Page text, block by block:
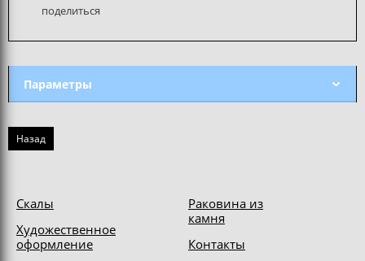
поделиться
Параметры
Назад
Скалы
Художественное
оформление
Раковина из
камня
Контакты